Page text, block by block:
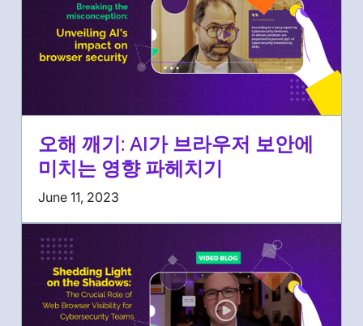
오해 깨기: AI가 브라우저 보안에
미치는 영향 파헤치기
June 11, 2023